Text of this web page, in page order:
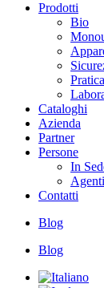
Prodotti
Bio
Cataloghi
Azienda
Partner
Persone
In
Agenti
Contatti
Blog
Blog